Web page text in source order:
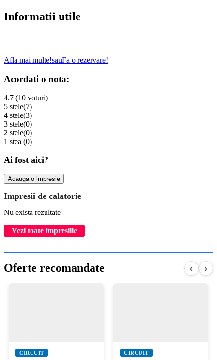
Informatii utile
Afla mai multe!sauFa o rezervare!
Acordati o nota:
4.7 (10 voturi)
5 stele(7)
4 stele(3)
3 stele(0)
2 stele(0)
1 stea (0)
Ai fost aici?
Adauga o impresie
Impresii de calatorie
Nu exista rezultate
Vezi toate impresiile
Oferte recomandate ‹ ›
CIRCUIT CIRCUIT